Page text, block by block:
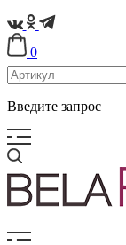
0
Введите запрос